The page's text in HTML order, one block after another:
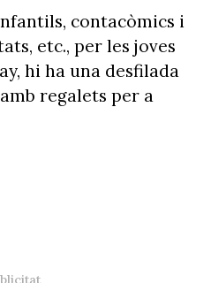
contacòmics i
etc., per les joves
hi ha una desfilada
regalets per a